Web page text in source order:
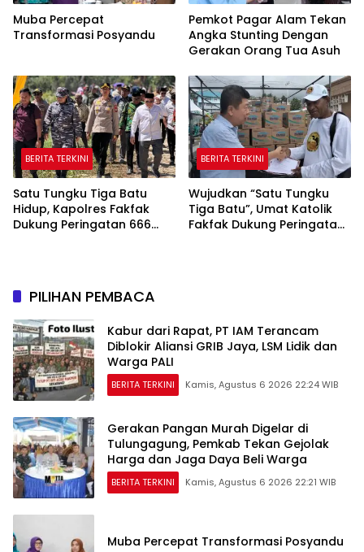
Muba Percepat
Transformasi Posyandu
Pemkot Pagar Alam Tekan
Angka Stunting Dengan
Gerakan Orang Tua Asuh
BERITA TERKINI
Satu Tungku Tiga Batu
Hidup, Kapolres Fakfak
Dukung Peringatan 666
BERITA TERKINI
Wujudkan “Satu Tungku
Tiga Batu”, Umat Katolik
Fakfak Dukung Peringatan
PILIHAN PEMBACA
Kabur dari Rapat, PT IAM Terancam
Diblokir Aliansi GRIB Jaya, LSM Lidik dan
Warga PALI
BERITA TERKINI Kamis, Agustus 6 2026 22:24 WIB
Gerakan Pangan Murah Digelar di
Tulungagung, Pemkab Tekan Gejolak
Harga dan Jaga Daya Beli Warga
BERITA TERKINI Kamis, Agustus 6 2026 22:21 WIB
Muba Percepat Transformasi Posyandu